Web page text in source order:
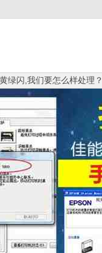
绿闪,我们要怎么样处理？